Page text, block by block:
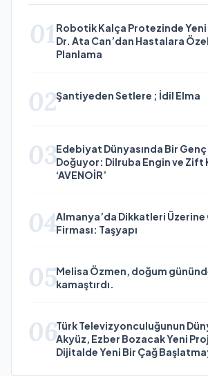
01 Robotik Kalça Protezinde
Dr. Ata Can’dan Hastalara
Planlama
02Şantiyeden Setlere ; İdil Elma
03Edebiyat Dünyasında Bir Genç
Doğuyor: Dilruba Engin ve Zift
‘AVENOİR’
04Almanya’da Dikkatleri Üzerine
Firması: Taşyapı
05Melisa Özmen, doğum
kamaştırdı.
06Türk Televizyonculuğunun
Akyüz, Ezber Bozacak Yeni
Dijitalde Yeni Bir Çağ